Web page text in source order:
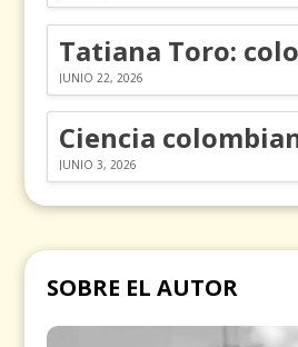
JUNIO 22, 2026
JUNIO 3, 2026
SOBRE EL AUTOR